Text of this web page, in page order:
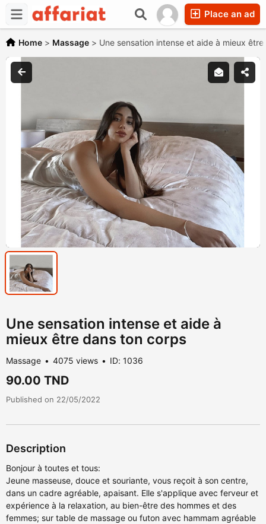
Place an ad
Home > Massage > Une sensation intense et aide à mieux
Une sensation intense et aide à
mieux être dans ton corps
Massage 4075 views ID: 1036
90.00 TND
Published on 22/05/2022
Description
Bonjour à toutes et tous:
Jeune masseuse, douce et souriante, vous reçoit à son centre,
dans un cadre agréable, apaisant. Elle s'applique avec ferveur et
expérience à la relaxation, au bien-être des hommes et des
femmes; sur table de massage ou futon avec hammam agréable